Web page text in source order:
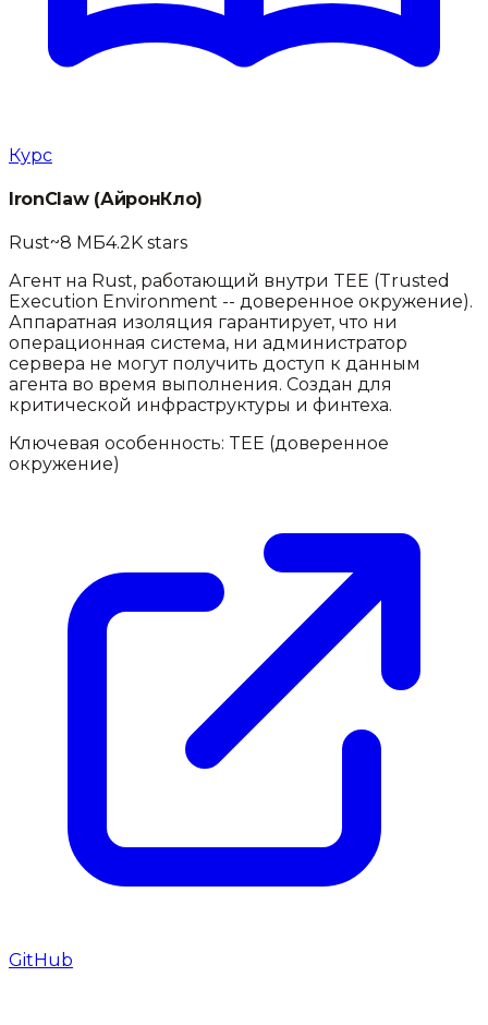
Курс
IronClaw (АйронКло)
Rust~8 МБ4.2K stars
Агент на Rust, работающий внутри TEE (Trusted
Execution Environment -- доверенное окружение).
Аппаратная изоляция гарантирует, что ни
операционная система, ни администратор
сервера не могут получить доступ к данным
агента во время выполнения. Создан для
критической инфраструктуры и финтеха.
Ключевая особенность: TEE (доверенное
окружение)
GitHub